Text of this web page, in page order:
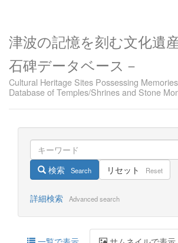
津波の記憶を刻む文化遺
石碑データベース－
Cultural Heritage Sites Possessing
Database of Temples/Shrines and Stone
検索 Search リセット Reset
詳細検索 Advanced search